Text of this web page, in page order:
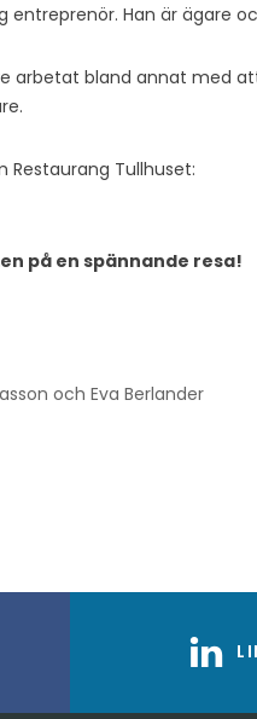
entreprenör. Han är ägare
arbetat bland annat med
Restaurang Tullhuset:
på en spännande resa!
och Eva Berlander